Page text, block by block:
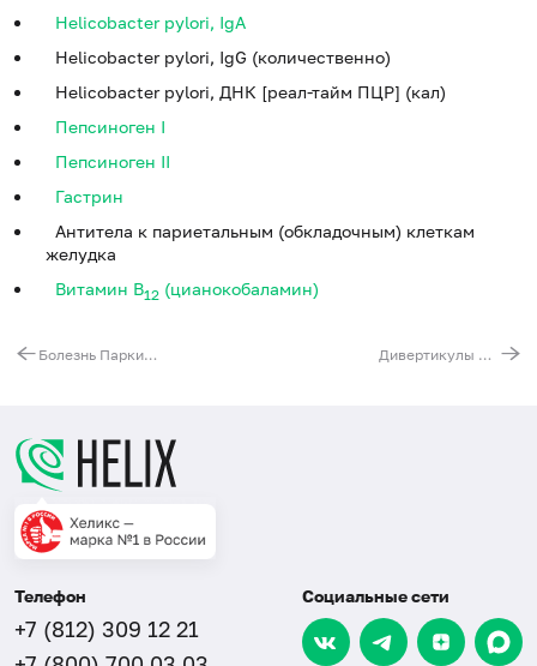
Helicobacter pylori, IgA
Helicobacter pylori, IgG (количественно)
Helicobacter pylori, ДНК [реал-тайм ПЦР] (кал)
Пепсиноген I
Пепсиноген II
Гастрин
Антитела к париетальным (обкладочным) клеткам
желудка
Витамин В12 (цианокобаламин)
Болезнь Паркинсона Дивертикулы кишечника
Телефон
+7 (812) 309 12 21
Социальные сети